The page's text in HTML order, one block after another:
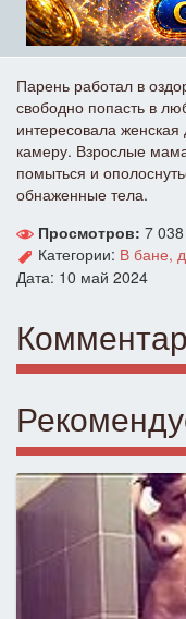
Парень работал в
свободно попасть в
интересовала
камеру. Взрослые
помыться и
обнаженные тела.
Просмотров: 7 038
Категории: В бане,
Дата: 10 май 2024